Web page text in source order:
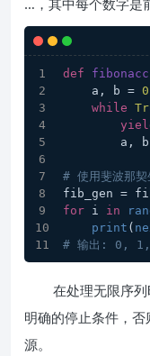
…，其中每个数字是
def
    a, b =
0
while
# 使用斐波那契
fib_gen =
for i in
print (
# 输出: 0,
在处理无限序
明确的停止条件，
源。